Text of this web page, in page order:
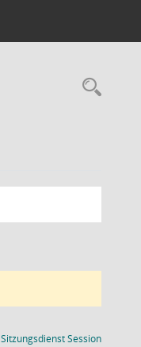
SitzungsdienstSession(Wird in